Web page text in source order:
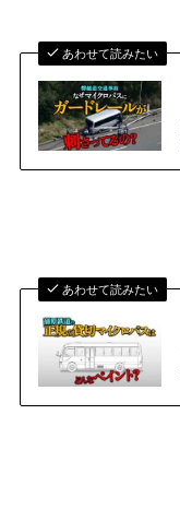
あわせて読みたい
あわせて読みたい